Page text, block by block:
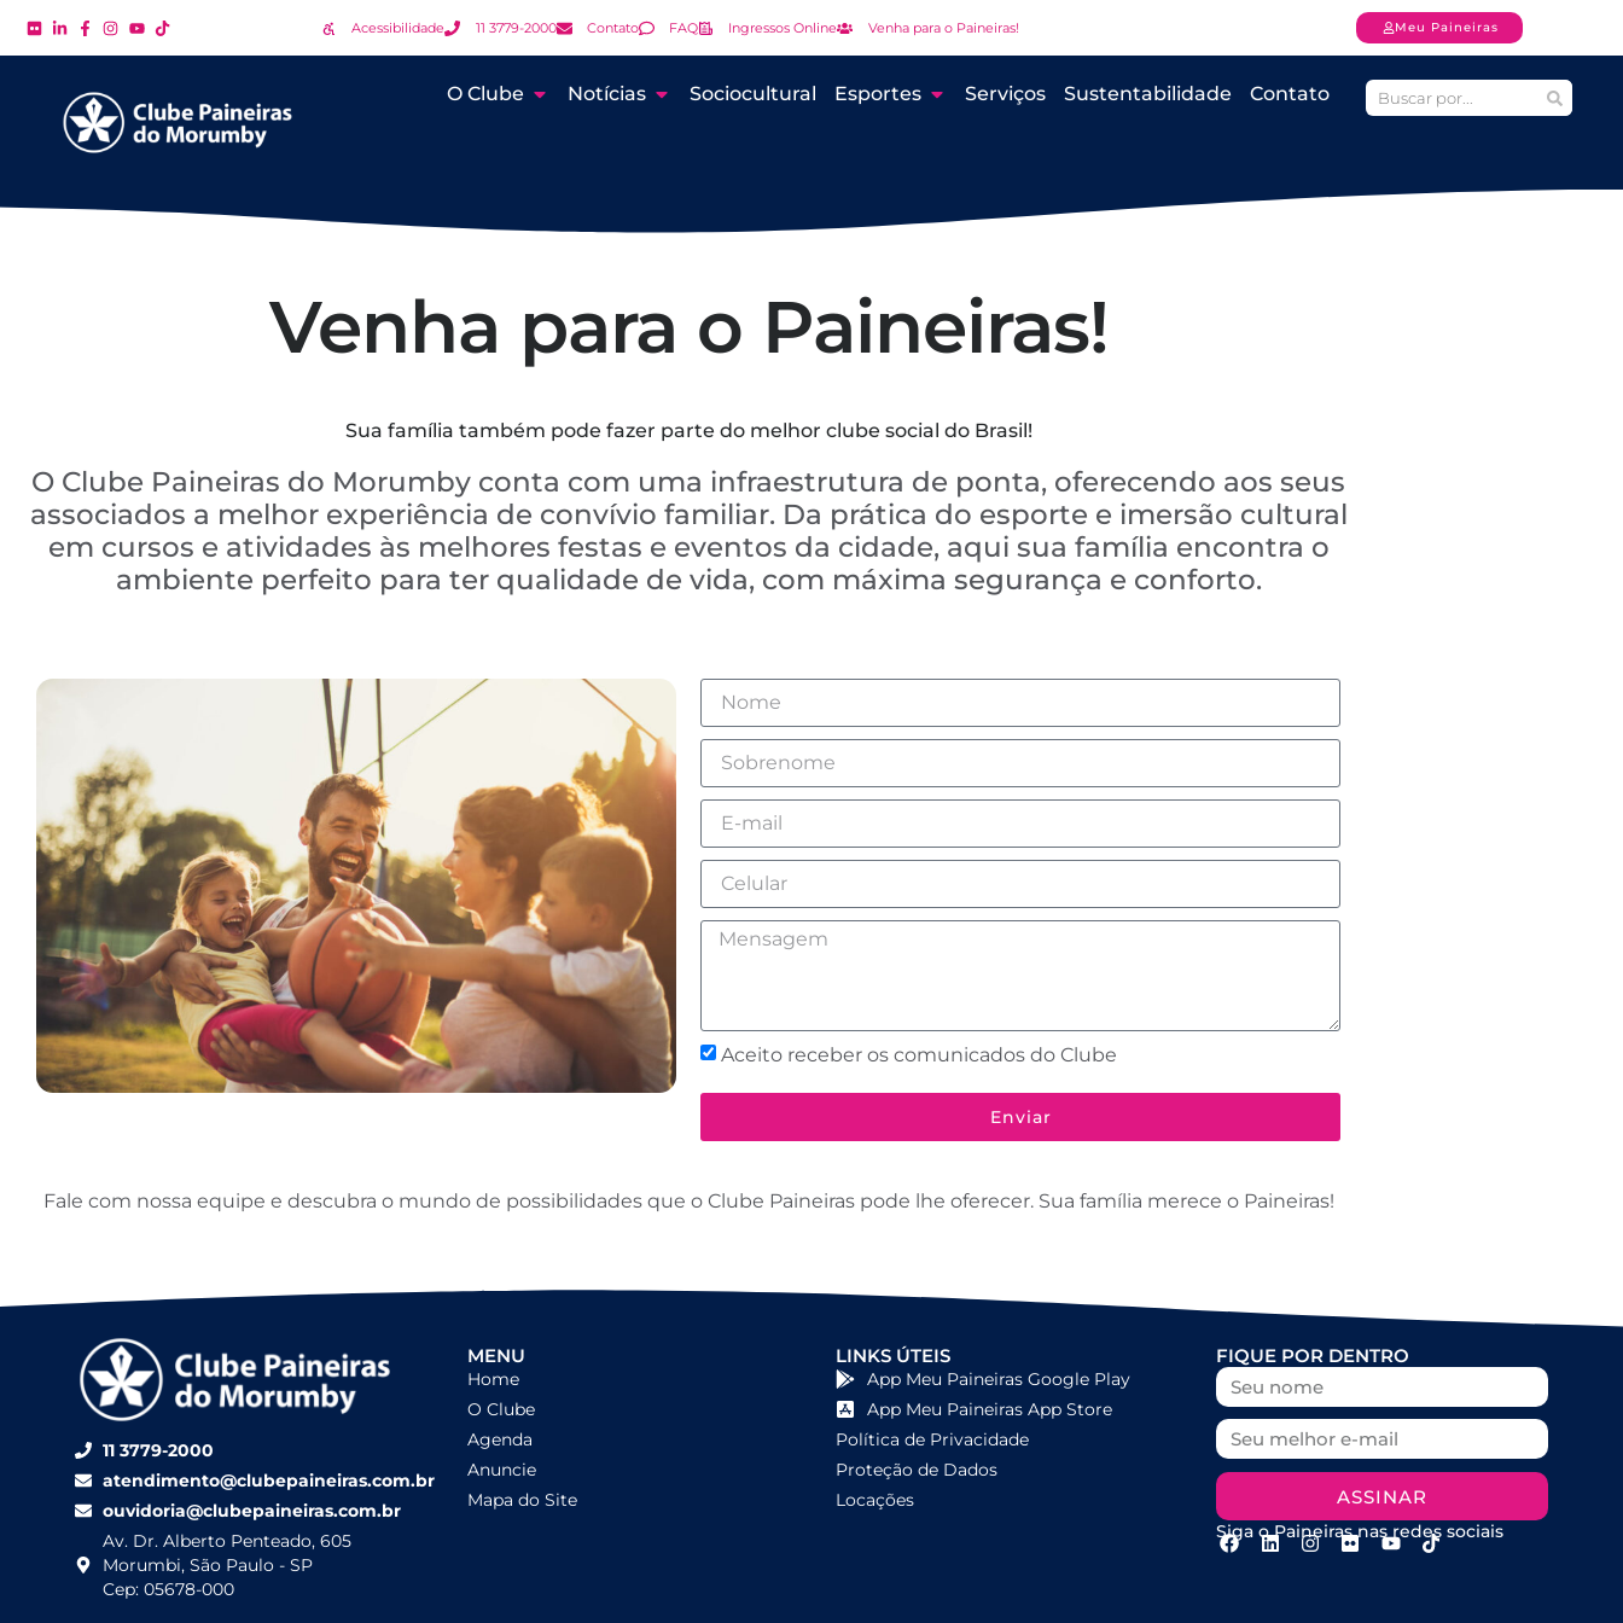
Acessibilidade 11 3779-2000 Contato FAQ Ingressos Online Venha para o Paineiras! Meu Paineiras
O Clube Notícias Sociocultural Esportes Serviços Sustentabilidade Contato
Venha para o Paineiras!
Sua família também pode fazer parte do melhor clube social do Brasil!
O Clube Paineiras do Morumby conta com uma infraestrutura de ponta, oferecendo aos seus
associados a melhor experiência de convívio familiar. Da prática do esporte e imersão cultural
em cursos e atividades às melhores festas e eventos da cidade, aqui sua família encontra o
ambiente perfeito para ter qualidade de vida, com máxima segurança e conforto.
Aceito receber os comunicados do Clube
Enviar
Fale com nossa equipe e descubra o mundo de possibilidades que o Clube Paineiras pode lhe oferecer. Sua família merece o Paineiras!
11 3779-2000
atendimento@clubepaineiras.com.br
ouvidoria@clubepaineiras.com.br
Av. Dr. Alberto Penteado, 605
Morumbi, São Paulo - SP
Cep: 05678-000
MENU
Home
O Clube
Agenda
Anuncie
Mapa do Site
LINKS ÚTEIS
App Meu Paineiras Google Play
App Meu Paineiras App Store
Política de Privacidade
Proteção de Dados
Locações
FIQUE POR DENTRO
ASSINAR
Siga o Paineiras nas redes sociais